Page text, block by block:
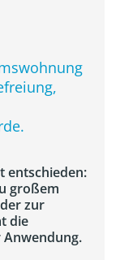
entschieden:
großem
zur
die